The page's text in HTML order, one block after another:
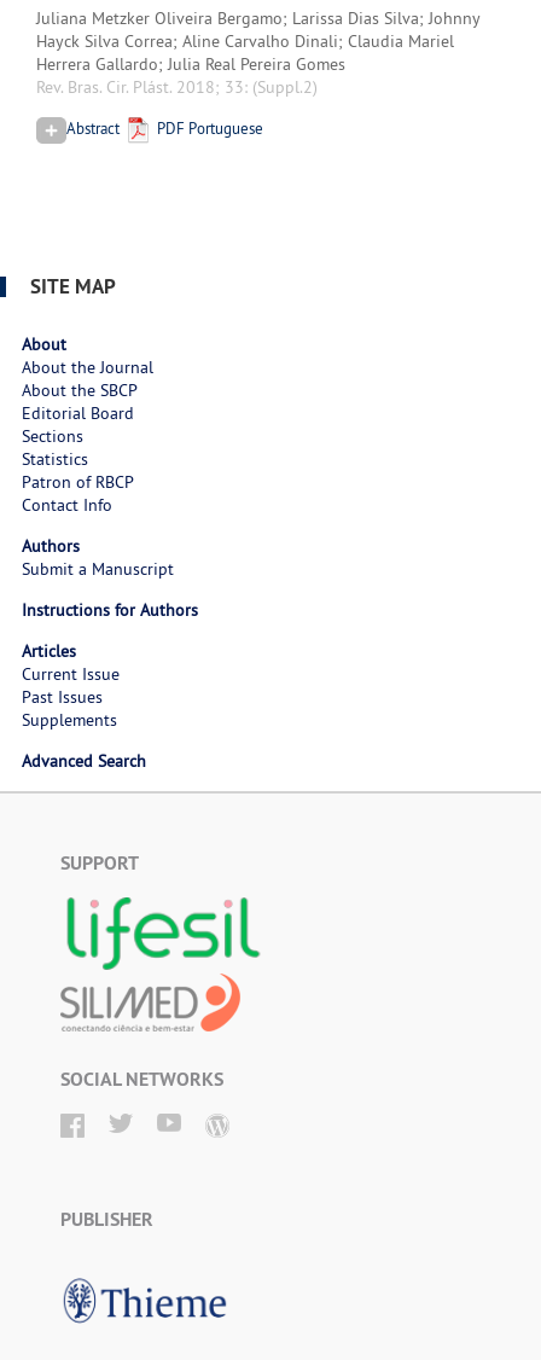
Juliana Metzker Oliveira Bergamo; Larissa Dias Silva; Johnny
Hayck Silva Correa; Aline Carvalho Dinali; Claudia Mariel
Herrera Gallardo; Julia Real Pereira Gomes
Rev. Bras. Cir. Plást. 2018; 33: (Suppl.2)
Abstract PDF Portuguese
SITE MAP
About
About the Journal
About the SBCP
Editorial Board
Sections
Statistics
Patron of RBCP
Contact Info
Authors
Submit a Manuscript
Instructions for Authors
Articles
Current Issue
Past Issues
Supplements
Advanced Search
SUPPORT
SOCIAL NETWORKS
PUBLISHER